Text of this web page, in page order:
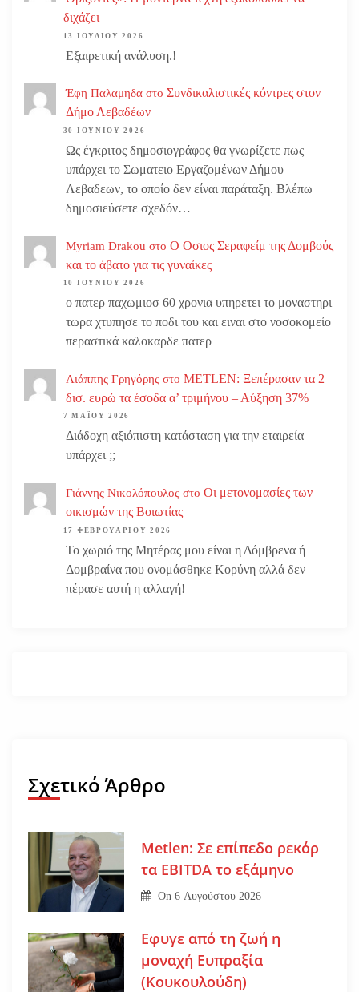
διχάζει
13 ΙΟΥΛΊΟΥ 2026
Εξαιρετική ανάλυση.!
Έφη Παλαμηδα στο Συνδικαλιστικές κόντρες στον
Δήμο Λεβαδέων
30 ΙΟΥΝΊΟΥ 2026
Ως έγκριτος δημοσιογράφος θα γνωρίζετε πως
υπάρχει το Σωματειο Εργαζομένων Δήμου
Λεβαδεων, το οποίο δεν είναι παράταξη. Βλέπω
δημοσιεύσετε σχεδόν…
Myriam Drakou στο Ο Οσιος Σεραφείμ της Δομβούς
και το άβατο για τις γυναίκες
10 ΙΟΥΝΊΟΥ 2026
ο πατερ παχωμιοσ 60 χρονια υπηρετει το μοναστηρι
τωρα χτυπησε το ποδι του και ειναι στο νοσοκομείο
περαστικά καλοκαρδε πατερ
Λιάππης Γρηγόρης στο METLEN: Ξεπέρασαν τα 2
δισ. ευρώ τα έσοδα α’ τριμήνου – Αύξηση 37%
7 ΜΑΪ́ΟΥ 2026
Διάδοχη αξιόπιστη κατάσταση για την εταιρεία
υπάρχει ;;
Γιάννης Νικολόπουλος στο Οι μετονομασίες των
οικισμών της Βοιωτίας
17 ΦΕΒΡΟΥΑΡΊΟΥ 2026
Το χωριό της Μητέρας μου είναι η Δόμβρενα ή
Δομβραίνα που ονομάσθηκε Κορύνη αλλά δεν
πέρασε αυτή η αλλαγή!
Σχετικό Άρθρο
Metlen: Σε επίπεδο ρεκόρ
τα EBITDA το εξάμηνο
On6 Αυγούστου 2026
Εφυγε από τη ζωή η
μοναχή Ευπραξία
(Κουκουλούδη)